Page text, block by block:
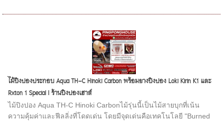
ไม้ปิงปองประกอบ Aqua TH-C Hinoki Carbon พร้อมยางปิงปอง Loki Kirin K1 และ
Rxton 1 Special I ร้านปิงปองเฮาส์
ไม้ปิงปอง Aqua TH-C Hinoki Carbonไม้รุ่นนี้เป็นไม้สายบุกที่เน้น
ความคุ้มค่าและฟีลลิ่งที่โดดเด่น โดยมีจุดเด่นคือเทคโนโลยี "Burned